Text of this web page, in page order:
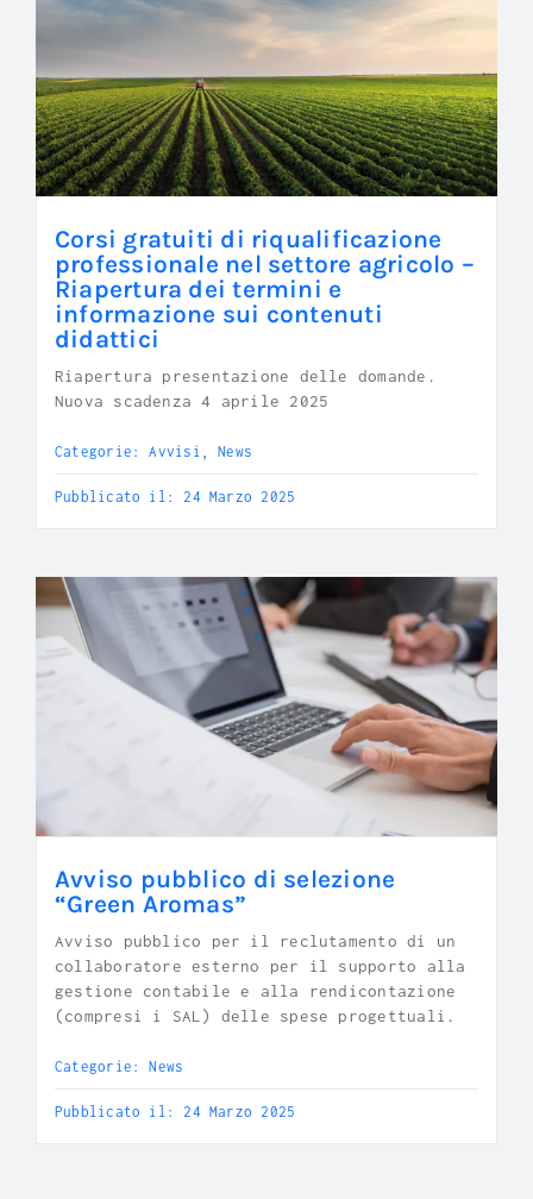
Corsi gratuiti di riqualificazione
professionale nel settore agricolo –
Riapertura dei termini e
informazione sui contenuti
didattici
Riapertura presentazione delle domande.
Nuova scadenza 4 aprile 2025
Categorie:Avvisi ,News
Pubblicato il: 24 Marzo 2025
Avviso pubblico di selezione
“Green Aromas”
Avviso pubblico per il reclutamento di un
collaboratore esterno per il supporto alla
gestione contabile e alla rendicontazione
(compresi i SAL) delle spese progettuali.
Categorie:News
Pubblicato il: 24 Marzo 2025